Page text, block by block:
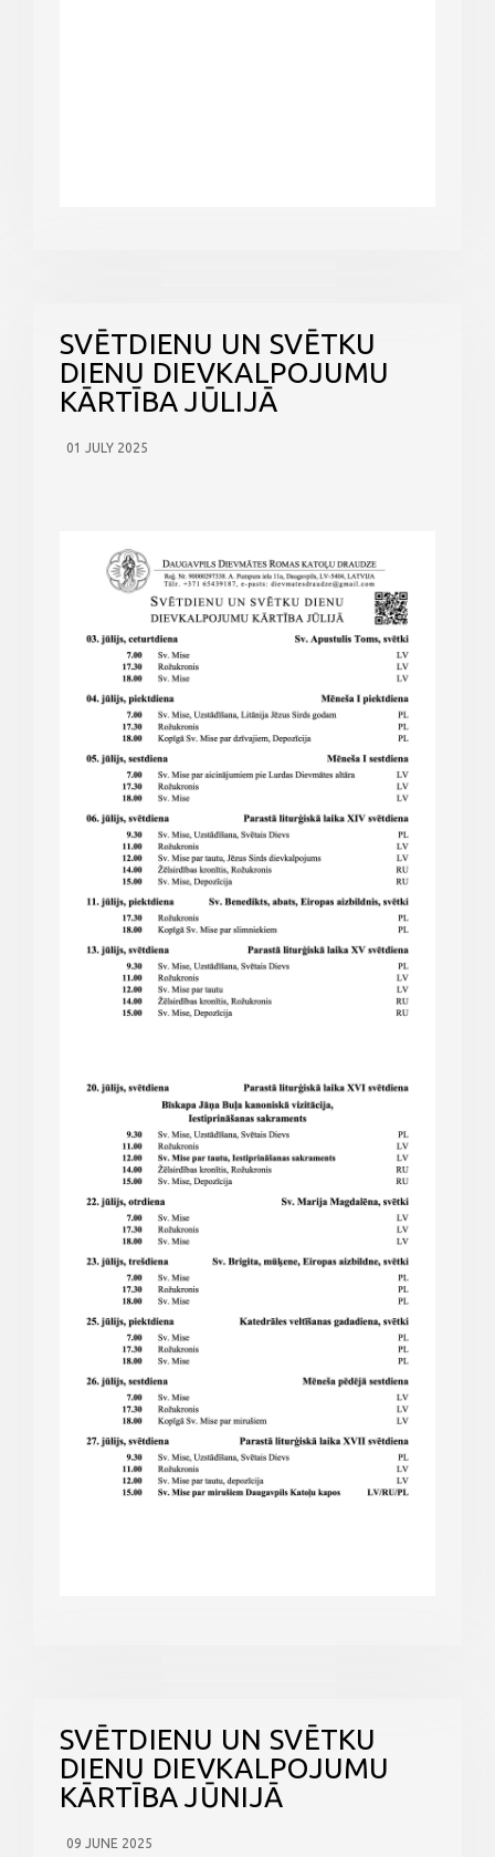
SVĒTDIENU UN SVĒTKU
DIENU DIEVKALPOJUMU
KĀRTĪBA JŪLIJĀ
01 JULY 2025
SVĒTDIENU UN SVĒTKU
DIENU DIEVKALPOJUMU
KĀRTĪBA JŪNIJĀ
09 JUNE 2025